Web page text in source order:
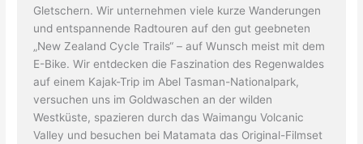
Gletschern. Wir unternehmen viele kurze Wanderungen
und entspannende Radtouren auf den gut geebneten
„New Zealand Cycle Trails“ – auf Wunsch meist mit dem
E-Bike. Wir entdecken die Faszination des Regenwaldes
auf einem Kajak-Trip im Abel Tasman-Nationalpark,
versuchen uns im Goldwaschen an der wilden
Westküste, spazieren durch das Waimangu Volcanic
Valley und besuchen bei Matamata das Original-Filmset